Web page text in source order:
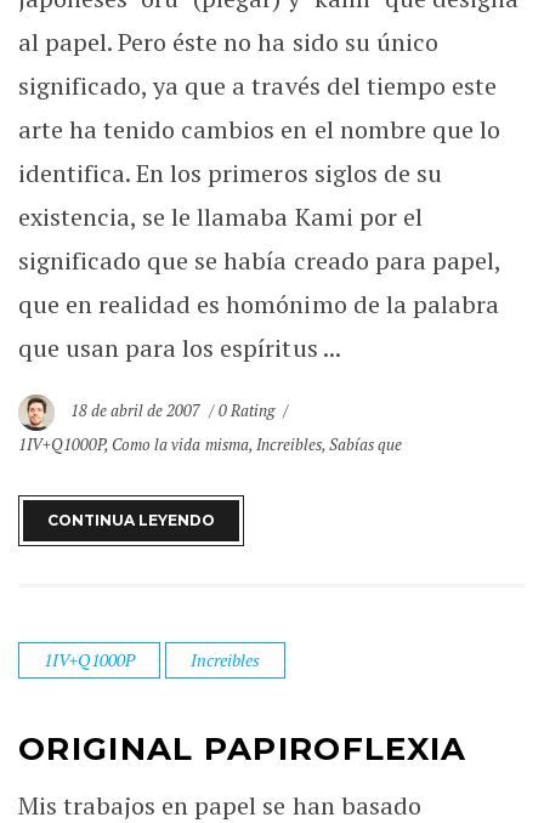
al papel. Pero éste no ha sido su único
significado, ya que a través del tiempo este
arte ha tenido cambios en el nombre que lo
identifica. En los primeros siglos de su
existencia, se le llamaba Kami por el
significado que se había creado para papel,
que en realidad es homónimo de la palabra
que usan para los espíritus ...
18 de abril de 2007
0 Rating
1IV+Q1000P, Como la vida misma,Increibles,Sabías que
CONTINUA LEYENDO
1IV+Q1000P Increibles
ORIGINAL PAPIROFLEXIA
Mis trabajos en papel se han basado